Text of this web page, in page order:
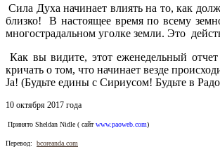
Сила Духа начинает влиять на то, как
близко! В настоящее время по всему
многострадальном уголке земли. Это
Как вы видите, этот еженедельный
кричать о том, что начинает везде
Ja! (Будьте едины с Сириусом! Будьте в
10 октября 2017 года
Принято Sheldan Nidle ( сайт www.paoweb.com)
Перевод: bcoreanda.com